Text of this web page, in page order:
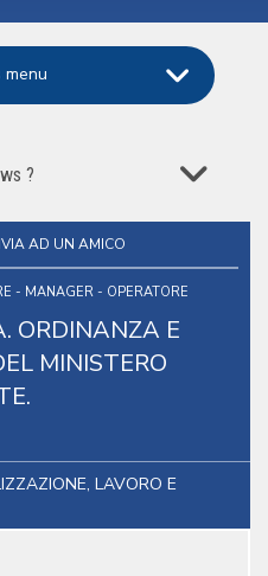
?
AD UN AMICO
- MANAGER - OPERATORE
ORDINANZA E
MINISTERO
LAVORO E